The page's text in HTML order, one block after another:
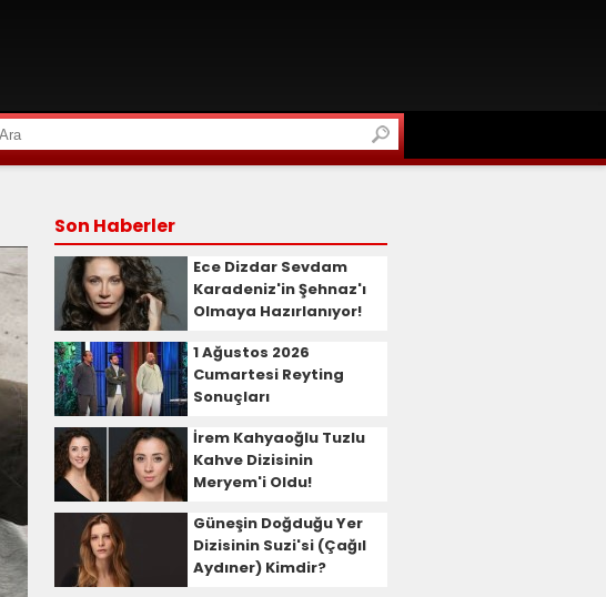
Son Haberler
Ece Dizdar Sevdam
Karadeniz'in Şehnaz'ı
Olmaya Hazırlanıyor!
1 Ağustos 2026
Cumartesi Reyting
Sonuçları
İrem Kahyaoğlu Tuzlu
Kahve Dizisinin
Meryem'i Oldu!
Güneşin Doğduğu Yer
Dizisinin Suzi'si (Çağıl
Aydıner) Kimdir?